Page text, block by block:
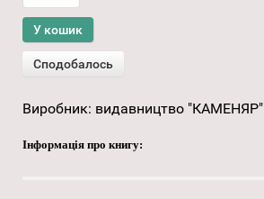
Виробник: видавництво "КАМЕНЯР"
Інформація про книгу: